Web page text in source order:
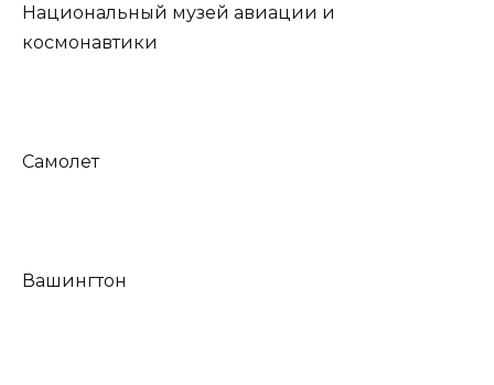
Национальный музей авиации и
космонавтики
Самолет
Вашингтон